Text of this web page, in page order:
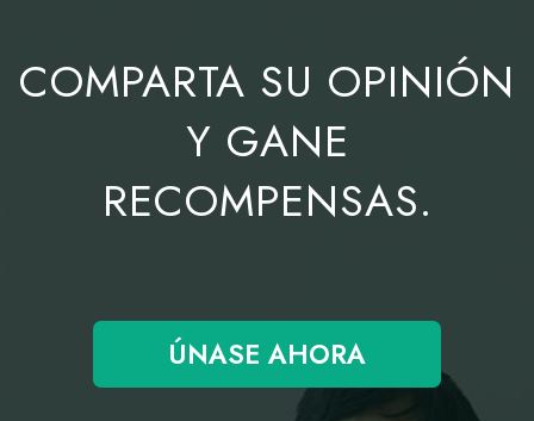
COMPARTA SU OPINIÓN
Y GANE
RECOMPENSAS.
ÚNASE AHORA